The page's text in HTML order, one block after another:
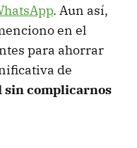
. Aun así,
en el
para ahorrar
de
sin complicarnos